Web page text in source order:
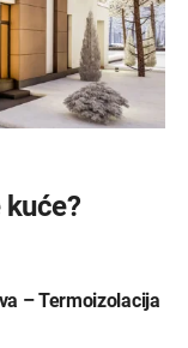
– Termoizolacija